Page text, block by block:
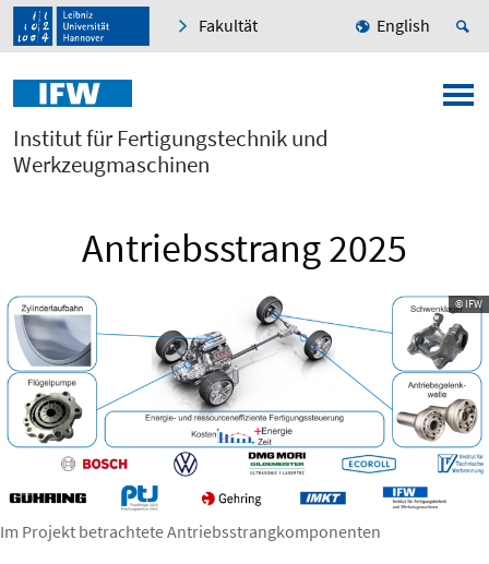
Fakultät English
Institut für Fertigungstechnik und
Werkzeugmaschinen
Antriebsstrang 2025
© IFW
Im Projekt betrachtete Antriebsstrangkomponenten